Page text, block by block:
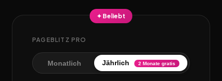
✦ Beliebt
PAGEBLITZ PRO
Monatlich Jährlich 2 Monate gratis